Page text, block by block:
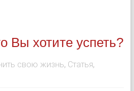
Вы хотите успеть?
свою жизнь, Статья,